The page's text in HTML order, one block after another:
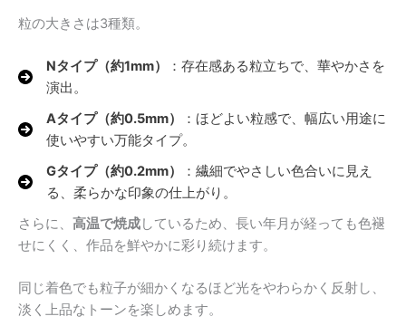
粒の大きさは3種類。
Nタイプ（約1mm）
：存在感ある粒立ちで、華やかさを
演出。
Aタイプ（約0.5mm）
：ほどよい粒感で、幅広い用途に
使いやすい万能タイプ。
Gタイプ（約0.2mm）
：繊細でやさしい色合いに見え
る、柔らかな印象の仕上がり。
さらに、 高温で焼成しているため、長い年月が経っても色褪
せにくく、作品を鮮やかに彩り続けます。
同じ着色でも粒子が細かくなるほど光をやわらかく反射し、
淡く上品なトーンを楽しめます。